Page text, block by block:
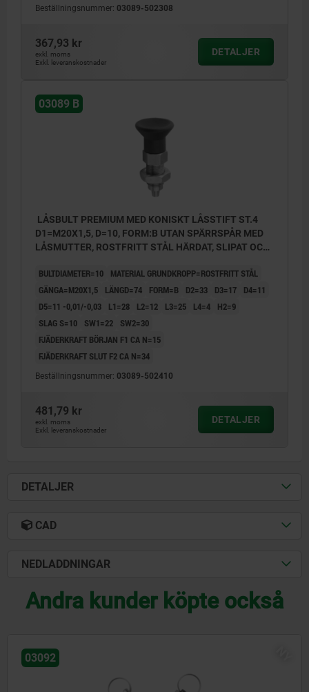
Beställningsnummer: 03089-502308
367,93 kr
exkl. moms
Exkl. leveranskostnader
DETALJER
03089 B
LÅSBULT PREMIUM MED KONISKT LÅSSTIFT ST.4
D1=M20X1,5, D=10, FORM:B UTAN SPÄRRSPÅR MED
LÅSMUTTER, ROSTFRITT STÅL HÄRDAT, SLIPAT OCH
BULTDIAMETER=10
MATERIAL GRUNDKROPP=ROSTFRITT STÅL
GÄNGA=M20X1,5
LÄNGD=74 FORM=B D2=33 D3=17
D4=11
D5=11 -0,01/-0,03
L1=28 L2=12 L3=25 L4=4
H2=9
SLAG S=10
SW1=22
SW2=30
FJÄDERKRAFT BÖRJAN F1 CA N=15
FJÄDERKRAFT SLUT F2 CA N=34
Beställningsnummer: 03089-502410
481,79 kr
exkl. moms
Exkl. leveranskostnader
DETALJER
DETALJER
CAD
NEDLADDNINGAR
Andra kunder köpte också
NY